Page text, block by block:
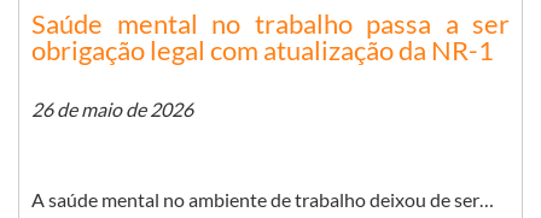
Saúde mental no trabalho passa a ser
obrigação legal com atualização da NR-1
26 de maio de 2026
A saúde mental no ambiente de trabalho deixou de ser…